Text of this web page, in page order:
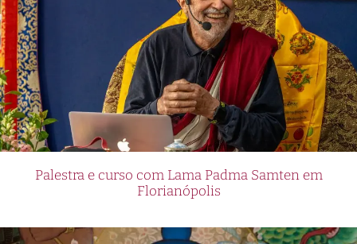
Palestra e curso com Lama Padma Samten em
Florianópolis